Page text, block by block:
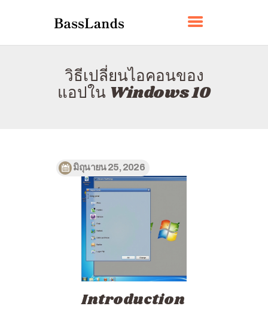
วิธีเปลี่ยนไอคอนของ
แอปใน Windows 10
BASSLANDS
บ้าน
เกี่ยวกับ
มิถุนายน 25, 2026
Introduction